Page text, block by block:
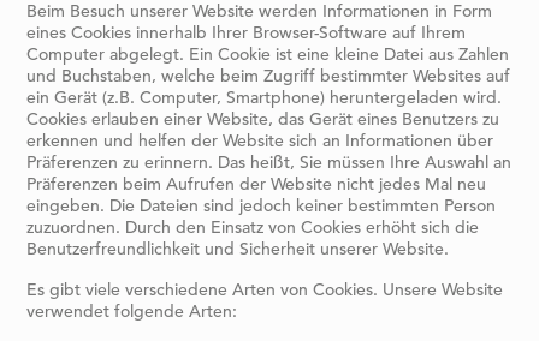
Beim Besuch unserer Website werden Informationen in Form
eines Cookies innerhalb Ihrer Browser-Software auf Ihrem
Computer abgelegt. Ein Cookie ist eine kleine Datei aus Zahlen
und Buchstaben, welche beim Zugriff bestimmter Websites auf
ein Gerät (z.B. Computer, Smartphone) heruntergeladen wird.
Cookies erlauben einer Website, das Gerät eines Benutzers zu
erkennen und helfen der Website sich an Informationen über
Präferenzen zu erinnern. Das heißt, Sie müssen Ihre Auswahl an
Präferenzen beim Aufrufen der Website nicht jedes Mal neu
eingeben. Die Dateien sind jedoch keiner bestimmten Person
zuzuordnen. Durch den Einsatz von Cookies erhöht sich die
Benutzerfreundlichkeit und Sicherheit unserer Website.
Es gibt viele verschiedene Arten von Cookies. Unsere Website
verwendet folgende Arten: